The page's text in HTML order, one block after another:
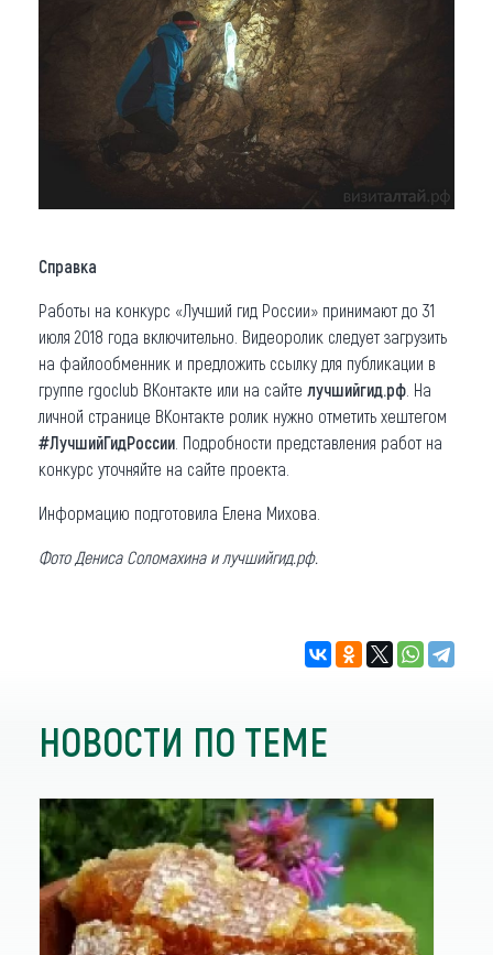
Справка
Работы на конкурс «Лучший гид России» принимают до 31
июля 2018 года включительно. Видеоролик следует загрузить
на файлообменник и предложить ссылку для публикации в
группе rgoclub ВКонтакте или на сайте лучшийгид.рф . На
личной странице ВКонтакте ролик нужно отметить хештегом
#ЛучшийГидРоссии . Подробности представления работ на
конкурс уточняйте на сайте проекта.
Информацию подготовила Елена Михова.
Фото Дениса Соломахина и лучшийгид.рф.
НОВОСТИ ПО ТЕМЕ